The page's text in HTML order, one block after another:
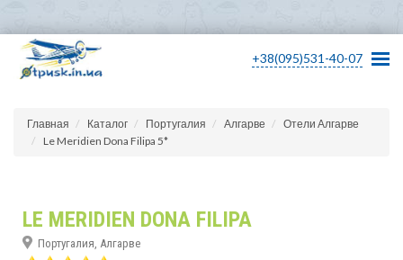
+38(095)531-40-07
Главная Каталог Португалия Алгарве
Отели Алгарве
Le Meridien Dona Filipa 5*
LE MERIDIEN DONA FILIPA
Португалия, Алгарве